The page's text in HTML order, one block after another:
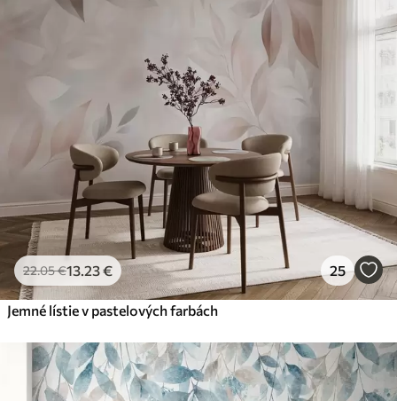
22.05€13 .23€ 25
Jemné lístie v pastelových farbách